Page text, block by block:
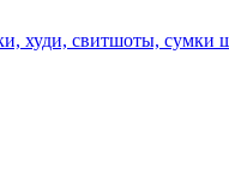
худи, свитшоты, сумки